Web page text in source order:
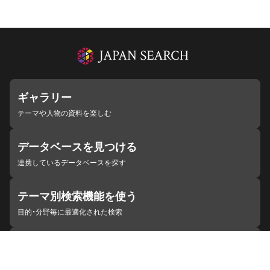
ギャラリー
テーマや人物の資料を楽しむ
データベースを見つける
連携しているデータベースを探す
テーマ別検索機能を使う
目的・分野毎に最適化された検索